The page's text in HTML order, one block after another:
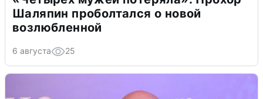
Шаляпин проболтался о новой
возлюбленной
6 августа 25